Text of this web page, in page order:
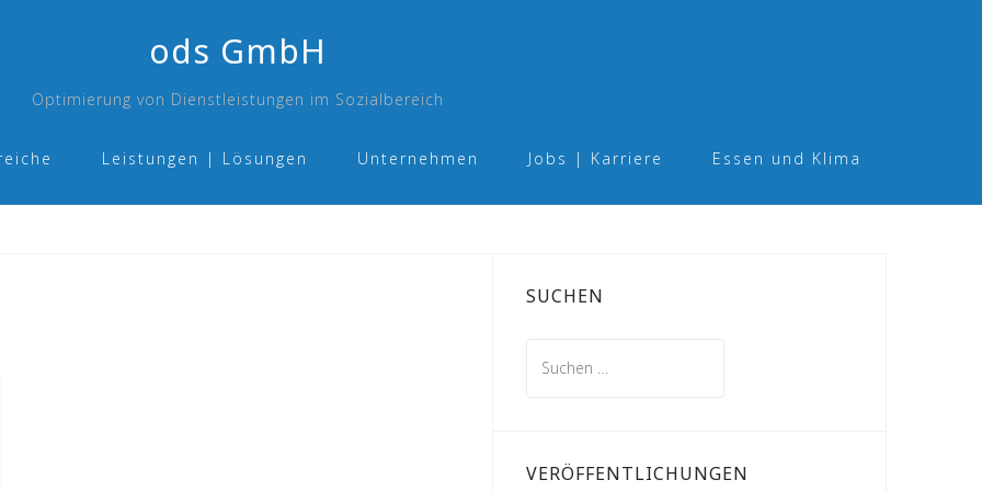
ods GmbH
Optimierung von Dienstleistungen im Sozialbereich
Leistungen | Lösungen Unternehmen Jobs | Karriere Essen und Klima
SUCHEN
nach:
VERÖFFENTLICHUNGEN